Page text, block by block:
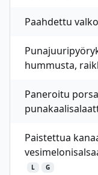
Paahdettu
hummusta,
Paneroitu
Paistettua
L G